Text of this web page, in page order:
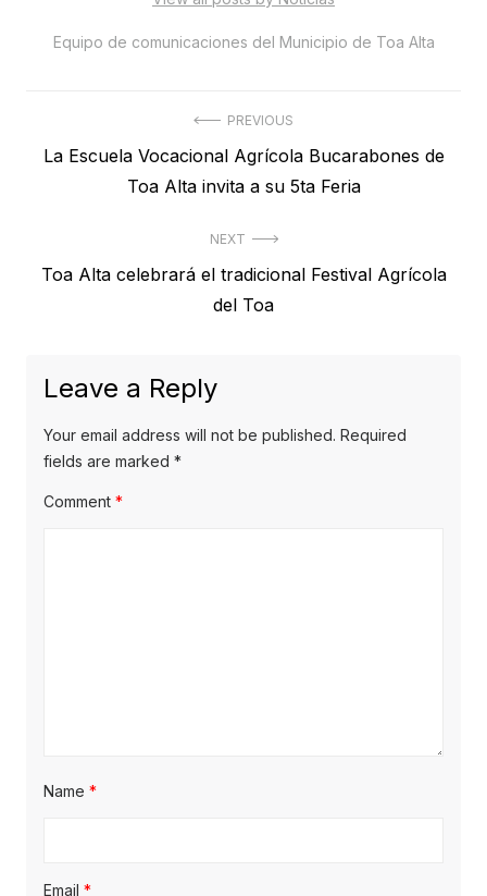
Equipo de comunicaciones del Municipio de Toa Alta
navigation
PREVIOUS
Previous
La Escuela Vocacional Agrícola Bucarabones de
Toa Alta invita a su 5ta Feria
NEXT
Next
Toa Alta celebrará el tradicional Festival Agrícola
del Toa
Leave a Reply
Your email address will not be published. Required
fields are marked *
Comment *
Name *
Email *